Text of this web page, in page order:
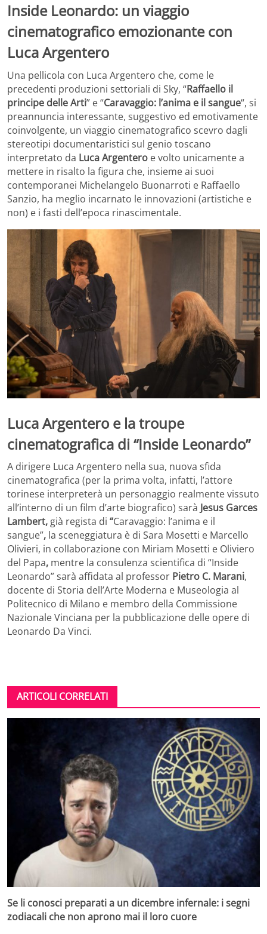
Inside Leonardo: un viaggio
cinematografico emozionante con
Luca Argentero
Una pellicola con Luca Argentero che, come le
precedenti produzioni settoriali di Sky, “Raffaello il
principe delle Arti” e “Caravaggio: l’anima e il sangue“, si
preannuncia interessante, suggestivo ed emotivamente
coinvolgente, un viaggio cinematografico scevro dagli
stereotipi documentaristici sul genio toscano
interpretato da Luca Argentero e volto unicamente a
mettere in risalto la figura che, insieme ai suoi
contemporanei Michelangelo Buonarroti e Raffaello
Sanzio, ha meglio incarnato le innovazioni (artistiche e
non) e i fasti dell’epoca rinascimentale.
Luca Argentero e la troupe
cinematografica di “Inside Leonardo”
A dirigere Luca Argentero nella sua, nuova sfida
cinematografica (per la prima volta, infatti, l’attore
torinese interpreterà un personaggio realmente vissuto
all’interno di un film d’arte biografico) sarà Jesus Garces
Lambert, già regista di “Caravaggio: l’anima e il
sangue”, la sceneggiatura è di Sara Mosetti e Marcello
Olivieri, in collaborazione con Miriam Mosetti e Oliviero
del Papa, mentre la consulenza scientifica di “Inside
Leonardo” sarà affidata al professor Pietro C. Marani,
docente di Storia dell’Arte Moderna e Museologia al
Politecnico di Milano e membro della Commissione
Nazionale Vinciana per la pubblicazione delle opere di
Leonardo Da Vinci.
ARTICOLI CORRELATI
Se li conosci preparati a un dicembre infernale: i segni
zodiacali che non aprono mai il loro cuore